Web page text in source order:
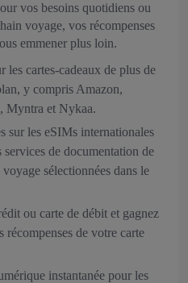
vos besoins quotidiens ou
voyage, vos récompenses
emmener plus loin.
les cartes-cadeaux de plus de
y compris Amazon,
Myntra et Nykaa.
sur les eSIMs internationales
de documentation de
sélectionnées dans le
ou carte de débit et gagnez
de votre carte
instantanée pour les